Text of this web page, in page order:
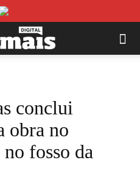
conclui
obra no
fosso da